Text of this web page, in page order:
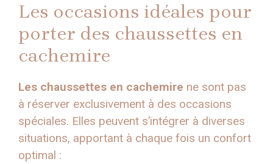
Les occasions idéales pour
porter des chaussettes en
cachemire
Les chaussettes en cachemire ne sont pas
à réserver exclusivement à des occasions
spéciales. Elles peuvent s’intégrer à diverses
situations, apportant à chaque fois un confort
optimal :